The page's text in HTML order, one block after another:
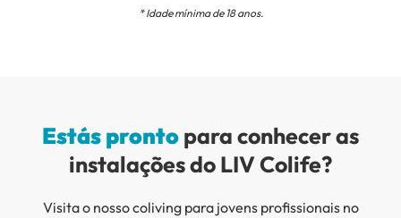
* Idade mínima de 18 anos.
Estás prontopara conhecer as
instalações do LIV Colife?
Visita o nosso coliving para jovens profissionais no